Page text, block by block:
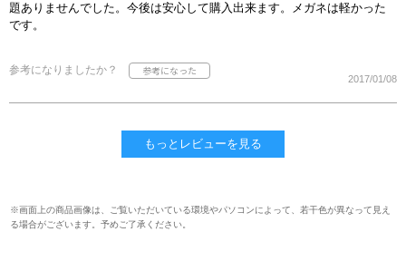
題ありませんでした。今後は安心して購入出来ます。メガネは軽かった
です。
参考になりましたか？
2017/01/08
もっとレビューを見る
※画面上の商品画像は、ご覧いただいている環境やパソコンによって、若干色が異なって見え
る場合がございます。予めご了承ください。